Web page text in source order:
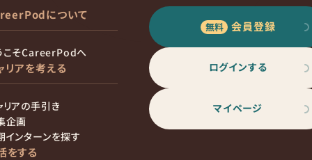
について
こそCareerPodへ
リアを考える
リアの手引き
企画
インターンを探す
をする
会員登録
ログインする
マイページ